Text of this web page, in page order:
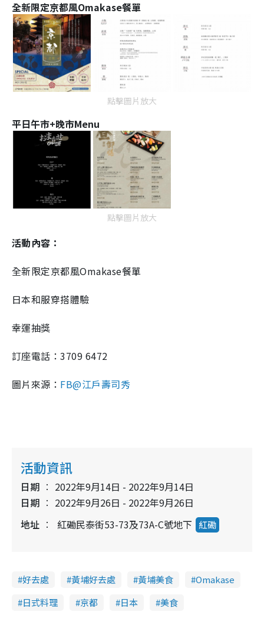
全新限定京都風Omakase餐單
點擊圖片放大
平日午市+晚市Menu
點擊圖片放大
活動內容：
全新限定京都風Omakase餐單
日本和服穿搭體驗
幸運抽獎
訂座電話：3709 6472
圖片來源： FB@江戶壽司秀
活動資訊
日期
2022年9月14日 - 2022年9月14日
日期
2022年9月26日 - 2022年9月26日
地址
紅磡民泰街53-73及73A-C號地下 紅磡
好去處 黃埔好去處 黃埔美食
Omakase
日式料理
京都 日本 美食